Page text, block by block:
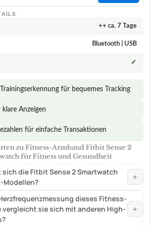
++ ca. 7 Tage
Bluetooth | USB
✓
für bequemes Tracking
Anzeigen
für einfache Transaktionen
zu Fitness-Armband Fitbit Sense 2
für Fitness und Gesundheit
die Fitbit Sense 2 Smartwatch
Modellen?
+
dieses Fitness-
vergleicht sie sich mit anderen High-
+